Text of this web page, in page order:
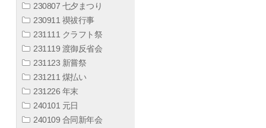
230807 七夕まつり
230911 禊祓行事
231111 クラフト祭
231119 渡御反省会
231123 新嘗祭
231211 煤払い
231226 年末
240101 元日
240109 合同新年会